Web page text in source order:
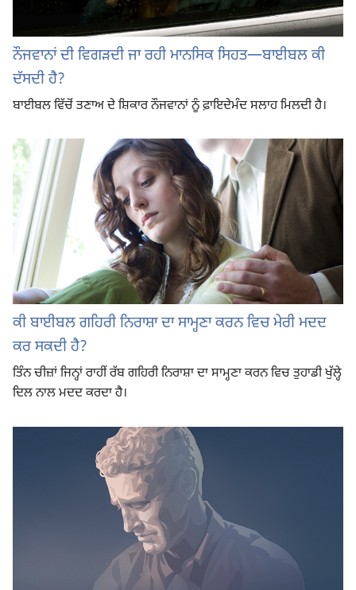
ਨੌਜਵਾਨਾਂ ਦੀ ਵਿਗੜਦੀ ਜਾ ਰਹੀ ਮਾਨਸਿਕ ਸਿਹਤ—ਬਾਈਬਲ ਕੀ
ਦੱਸਦੀ ਹੈ?
ਬਾਈਬਲ ਵਿੱਚੋਂ ਤਣਾਅ ਦੇ ਸ਼ਿਕਾਰ ਨੌਜਵਾਨਾਂ ਨੂੰ ਫ਼ਾਇਦੇਮੰਦ ਸਲਾਹ ਮਿਲਦੀ ਹੈ।
ਕੀ ਬਾਈਬਲ ਗਹਿਰੀ ਨਿਰਾਸ਼ਾ ਦਾ ਸਾਮ੍ਹਣਾ ਕਰਨ ਵਿਚ ਮੇਰੀ ਮਦਦ
ਕਰ ਸਕਦੀ ਹੈ?
ਤਿੰਨ ਚੀਜ਼ਾਂ ਜਿਨ੍ਹਾਂ ਰਾਹੀਂ ਰੱਬ ਗਹਿਰੀ ਨਿਰਾਸ਼ਾ ਦਾ ਸਾਮ੍ਹਣਾ ਕਰਨ ਵਿਚ ਤੁਹਾਡੀ ਖੁੱਲ੍ਹੇ
ਦਿਲ ਨਾਲ ਮਦਦ ਕਰਦਾ ਹੈ।